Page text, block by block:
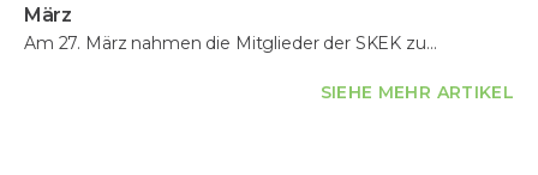
März
Am 27. März nahmen die Mitglieder der SKEK zu…
SIEHE MEHR ARTIKEL